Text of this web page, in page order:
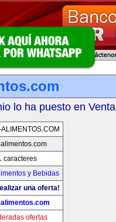
lo ha puesto en Venta
ALIMENTOS.COM
caracteres
y Bebidas
una oferta!
ofertas